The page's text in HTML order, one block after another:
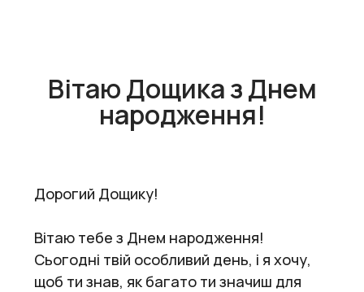
Вітаю Дощика з Днем
народження!
Дорогий Дощику!
Вітаю тебе з Днем народження!
Сьогодні твій особливий день, і я хочу,
щоб ти знав, як багато ти значиш для